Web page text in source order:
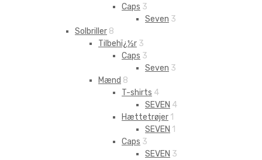
Caps 3
Seven 3
Solbriller 8
Tilbehï¿½r 3
Caps 3
Seven 3
Mænd 8
T-shirts 4
SEVEN 4
Hættetrøjer 1
SEVEN 1
Caps 3
SEVEN 3